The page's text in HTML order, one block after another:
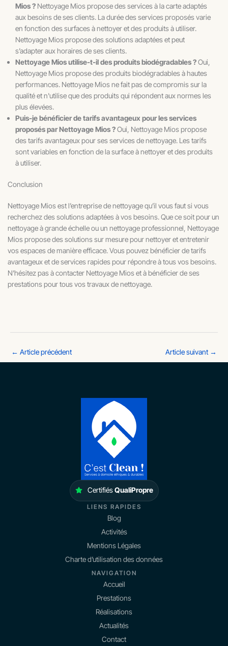
Mios ? Nettoyage Mios propose des services à la carte adaptés
aux besoins de ses clients. La durée des services proposés varie
en fonction des surfaces à nettoyer et des produits à utiliser.
Nettoyage Mios propose des solutions adaptées et peut
s’adapter aux horaires de ses clients.
Nettoyage Mios utilise-t-il des produits biodégradables ?Oui,
Nettoyage Mios propose des produits biodégradables à hautes
performances. Nettoyage Mios ne fait pas de compromis sur la
qualité et n'utilise que des produits qui répondent aux normes les
plus élevées.
Puis-je bénéficier de tarifs avantageux pour les services
proposés par Nettoyage Mios ?Oui, Nettoyage Mios propose
des tarifs avantageux pour ses services de nettoyage. Les tarifs
sont variables en fonction de la surface à nettoyer et des produits
à utiliser.
Conclusion
Nettoyage Mios est l’entreprise de nettoyage qu’il vous faut si vous
recherchez des solutions adaptées à vos besoins. Que ce soit pour un
nettoyage à grande échelle ou un nettoyage professionnel, Nettoyage
Mios propose des solutions sur mesure pour nettoyer et entretenir
vos espaces de manière efficace. Vous pouvez bénéficier de tarifs
avantageux et de services rapides pour répondre à tous vos besoins.
N’hésitez pas à contacter Nettoyage Mios et à bénéficier de ses
prestations pour tous vos travaux de nettoyage.
← Article précédent Article suivant →
CertifiésQualiPropre
LIENS RAPIDES
Blog
Activités
Mentions Légales
Charte d’utilisation des données
NAVIGATION
Accueil
Prestations
Réalisations
Actualités
Contact